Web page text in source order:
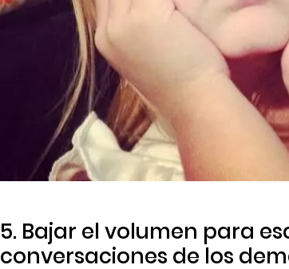
5. Bajar el volumen para
conversaciones de los